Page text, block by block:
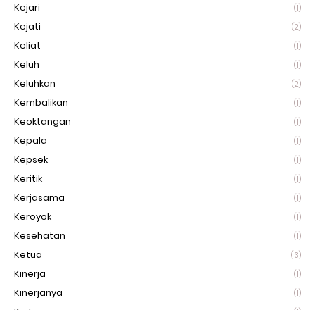
Kejari (1)
Kejati (2)
Keliat (1)
Keluh (1)
Keluhkan (2)
Kembalikan (1)
Keoktangan (1)
Kepala (1)
Kepsek (1)
Keritik (1)
Kerjasama (1)
Keroyok (1)
Kesehatan (1)
Ketua (3)
Kinerja (1)
Kinerjanya (1)